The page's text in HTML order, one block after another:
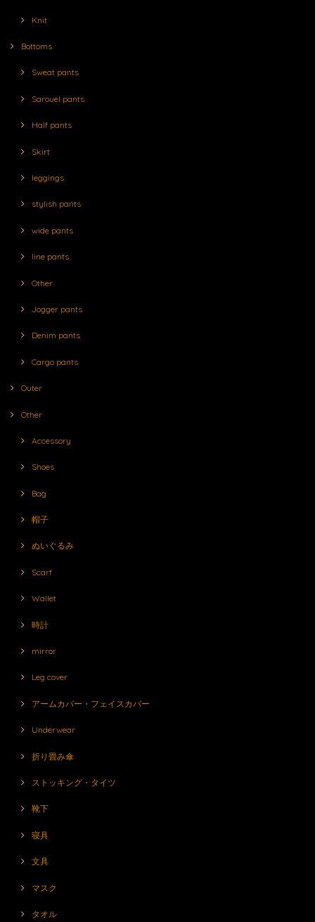
Knit
Bottoms
Sweat pants
Sarouel pants
Half pants
Skirt
leggings
stylish pants
wide pants
line pants
Other
Jogger pants
Denim pants
Cargo pants
Outer
Other
Accessory
Shoes
Bag
帽子
ぬいぐるみ
Scarf
Wallet
時計
mirror
Leg cover
アームカバー・フェイスカバー
Underwear
折り畳み傘
ストッキング・タイツ
靴下
寝具
文具
マスク
タオル